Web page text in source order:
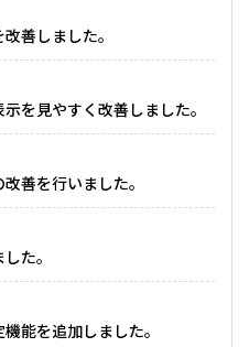
善しました。
を見やすく改善しました。
善を行いました。
た。
能を追加しました。